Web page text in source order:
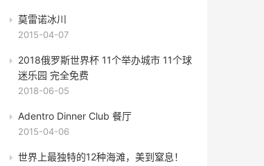
莫雷诺冰川
2015-04-07
2018俄罗斯世界杯 11个举办城市 11个球
迷乐园 完全免费
2018-06-05
Adentro Dinner Club 餐厅
2015-04-06
世界上最独特的12种海滩，美到窒息！